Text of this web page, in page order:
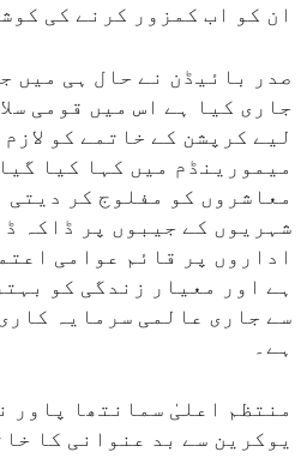
ان کو اب کمزور کرنے کی
صدر بائیڈن نے حال ہی میں
جاری کیا ہے اس میں قومی
لیے کرپشن کے خاتمے کو
میمورینڈم میں کہا کیا
معاشروں کو مفلوج کر دیتی
شہریوں کے جیبوں پر ڈاکہ
اداروں پر قائم عوامی
ہے اور معیار زندگی کو
سے جاری عالمی سرمایہ
ہے۔
منتظم اعلیٰ سمانتھا پاور
یوکرین سے بد عنوانی کا